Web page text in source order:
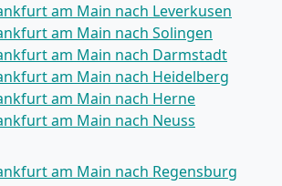
am Main nach Leverkusen
am Main nach Solingen
am Main nach Darmstadt
am Main nach Heidelberg
am Main nach Herne
am Main nach Neuss
am Main nach Regensburg